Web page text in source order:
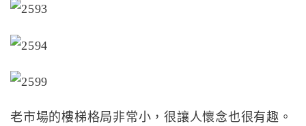
老市場的樓梯格局非常小，很讓人懷念也很有趣。